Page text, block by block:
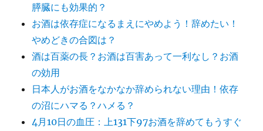
膵臓にも効果的？
お酒は依存症になるまえにやめよう！辞めたい！
やめどきの合図は？
酒は百薬の長？お酒は百害あって一利なし？お酒
の効用
日本人がお酒をなかなか辞められない理由！依存
の沼にハマる？ハメる？
4月10日の血圧：上131下97お酒を辞めてもうすぐ